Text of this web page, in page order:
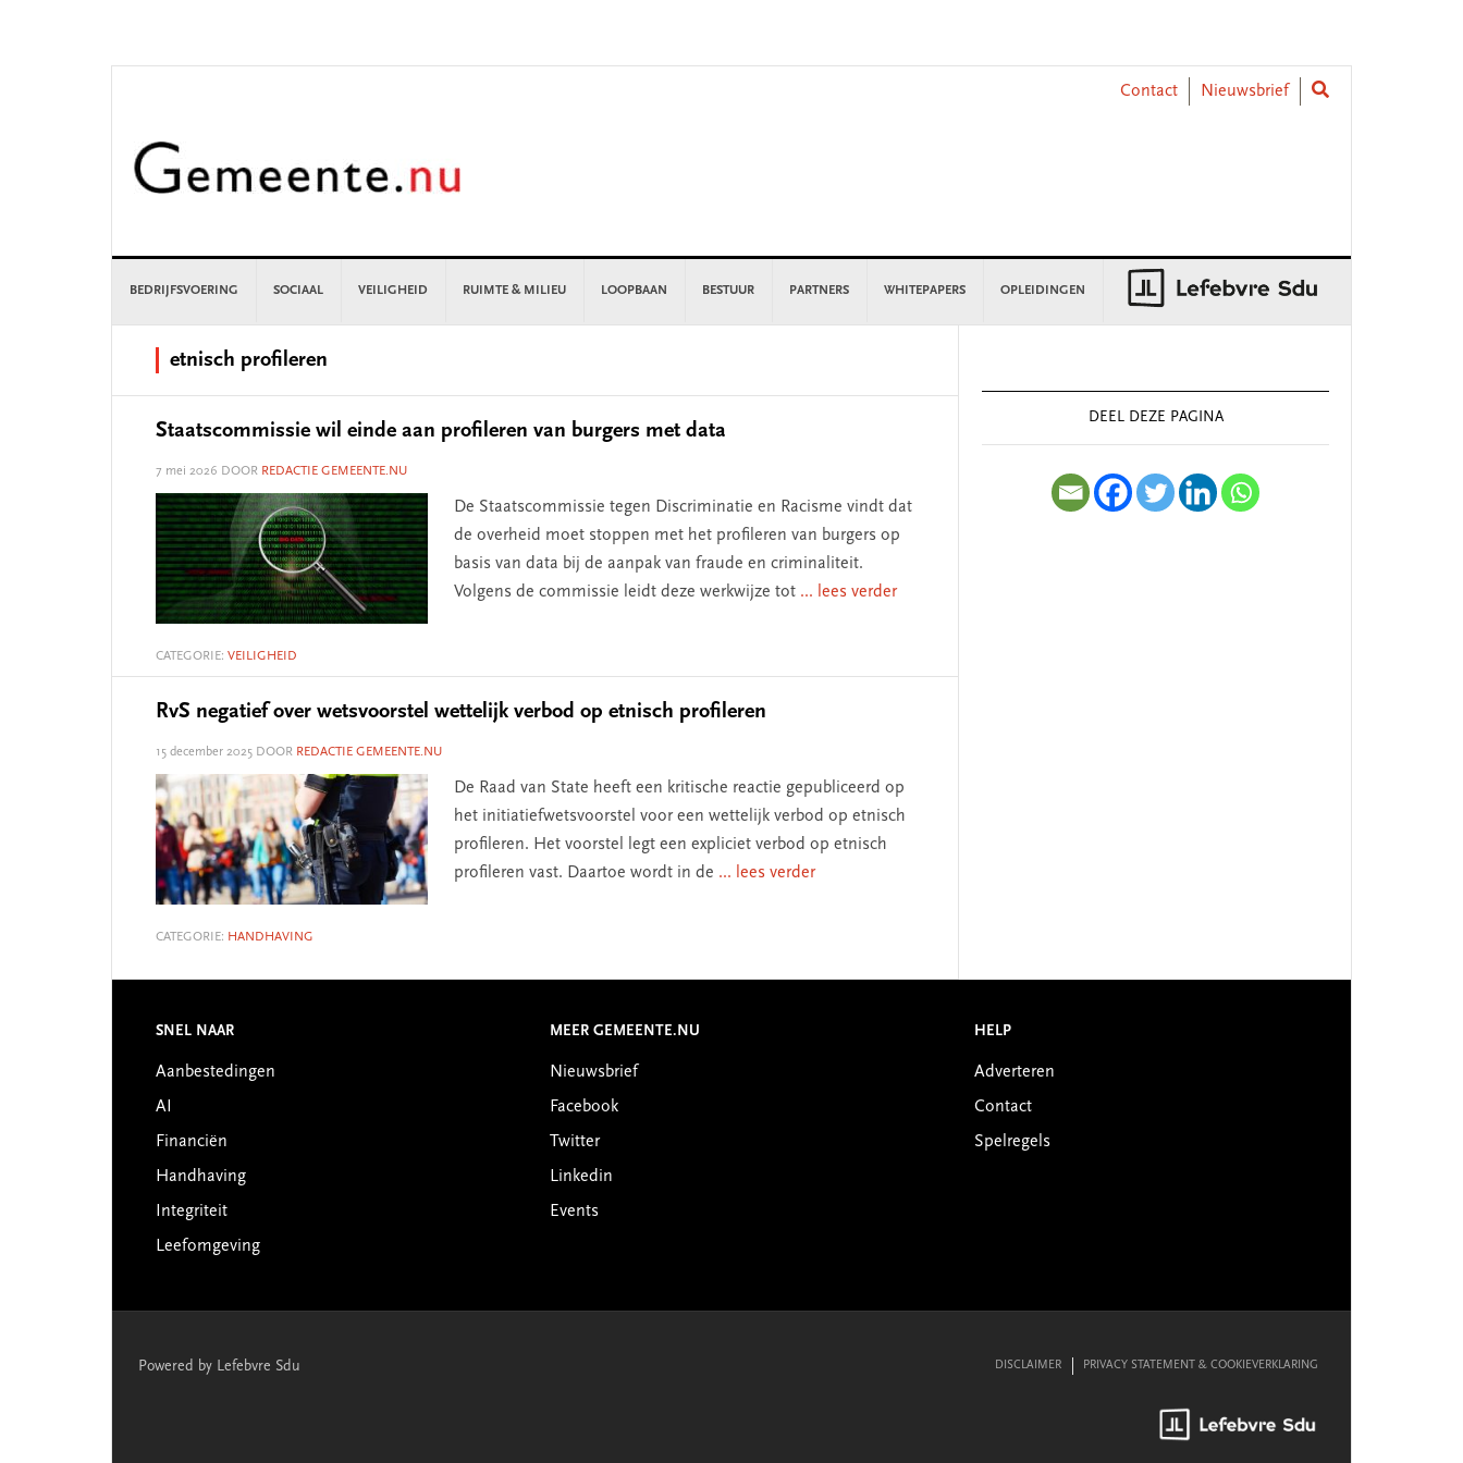
Contact
Nieuwsbrief
BEDRIJFSVOERING SOCIAAL VEILIGHEID RUIMTE & MILIEU LOOPBAAN BESTUUR PARTNERS WHITEPAPERS OPLEIDINGEN
etnisch profileren
Staatscommissie wil einde aan profileren van burgers met data
7 mei 2026 DOOR REDACTIE GEMEENTE.NU
De Staatscommissie tegen Discriminatie en Racisme vindt dat
de overheid moet stoppen met het profileren van burgers op
basis van data bij de aanpak van fraude en criminaliteit.
Volgens de commissie leidt deze werkwijze tot ... lees verder
CATEGORIE: VEILIGHEID
RvS negatief over wetsvoorstel wettelijk verbod op etnisch profileren
15 december 2025 DOOR REDACTIE GEMEENTE.NU
De Raad van State heeft een kritische reactie gepubliceerd op
het initiatiefwetsvoorstel voor een wettelijk verbod op etnisch
profileren. Het voorstel legt een expliciet verbod op etnisch
profileren vast. Daartoe wordt in de ... lees verder
CATEGORIE: HANDHAVING
Sidebar
DEEL DEZE PAGINA
Footer
SNEL NAAR
Aanbestedingen
AI
Financiën
Handhaving
Integriteit
Leefomgeving
MEER GEMEENTE.NU
Nieuwsbrief
Facebook
Twitter
Linkedin
Events
HELP
Adverteren
Contact
Spelregels
Powered by Lefebvre Sdu DISCLAIMER PRIVACY STATEMENT & COOKIEVERKLARING